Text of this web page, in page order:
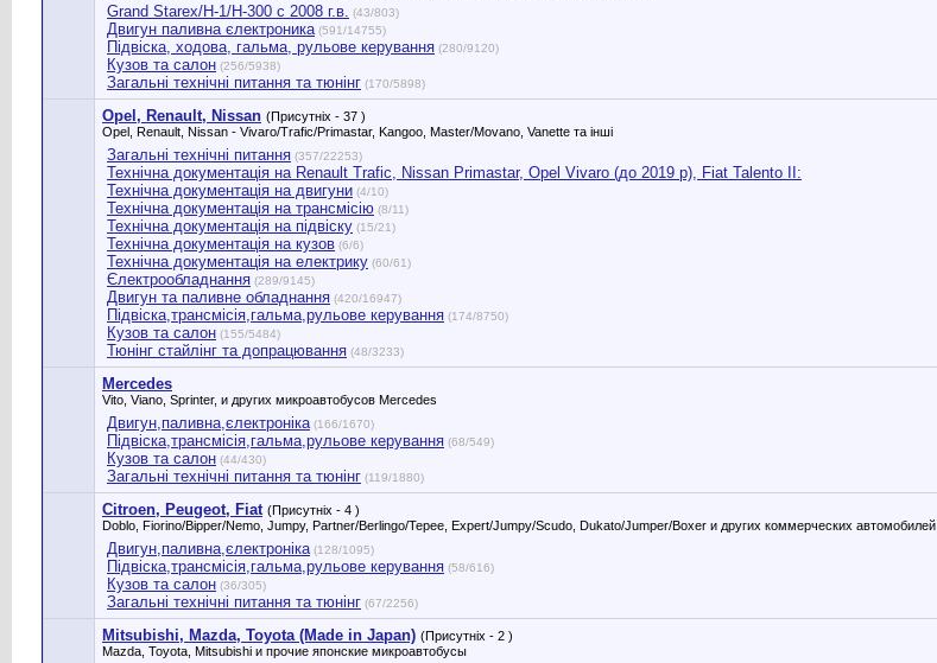
Grand Starex/H-1/H-300 с 2008 г.в. (43/803)
Двигун паливна єлектроника (591/14755)
Підвіска, ходова, гальма, рульове керування (280/9120)
Кузов та салон (256/5938)
Загальні технічні питання та тюнінг (170/5898)
Opel, Renault, Nissan (Присутніх - 37 )
Opel, Renault, Nissan - Vivaro/Trafic/Primastar, Kangoo, Master/Movano, Vanette та інші
Загальні технічні питання (357/22253)
Технічна документація на Renault Trafic, Nissan Primastar, Оpel Vivaro (до 2019 р), Fiat Talento II:
Технічна документація на двигуни (4/10)
Технічна документація на трансмісію (8/11)
Технічна документація на підвіску (15/21)
Технічна документація на кузов (6/6)
Технічна документація на електрику (60/61)
Єлектрообладнання (289/9145)
Двигун та паливне обладнання (420/16947)
Підвіска,трансмісія,гальма,рульове керування (174/8750)
Кузов та салон (155/5484)
Тюнінг стайлінг та допрацювання (48/3233)
Mercedes
Vito, Viano, Sprinter, и других микроавтобусов Mercedes
Двигун,паливна,єлектроніка (166/1670)
Підвіска,трансмісія,гальма,рульове керування (68/549)
Кузов та салон (44/430)
Загальні технічні питання та тюнінг (119/1880)
Citroen, Peugeot, Fiat (Присутніх - 4 )
Doblo, Fiorino/Bipper/Nemo, Jumpy, Partner/Berlingo/Tepee, Expert/Jumpy/Scudo, Dukato/Jumper/Boxer и других коммерческих автомобилей
Двигун,паливна,єлектроніка (128/1095)
Підвіска,трансмісія,гальма,рульове керування (58/616)
Кузов та салон (36/305)
Загальні технічні питання та тюнінг (67/2256)
Mitsubishi, Mazda, Toyota (Made in Japan) (Присутніх - 2 )
Mazda, Toyota, Mitsubishi и прочие японские микроавтобусы